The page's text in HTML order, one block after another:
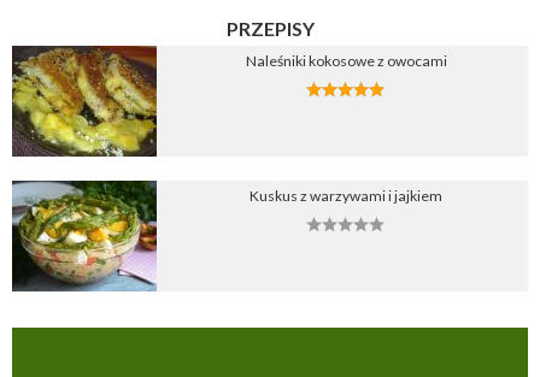
PRZEPISY
Naleśniki kokosowe z owocami
Kuskus z warzywami i jajkiem